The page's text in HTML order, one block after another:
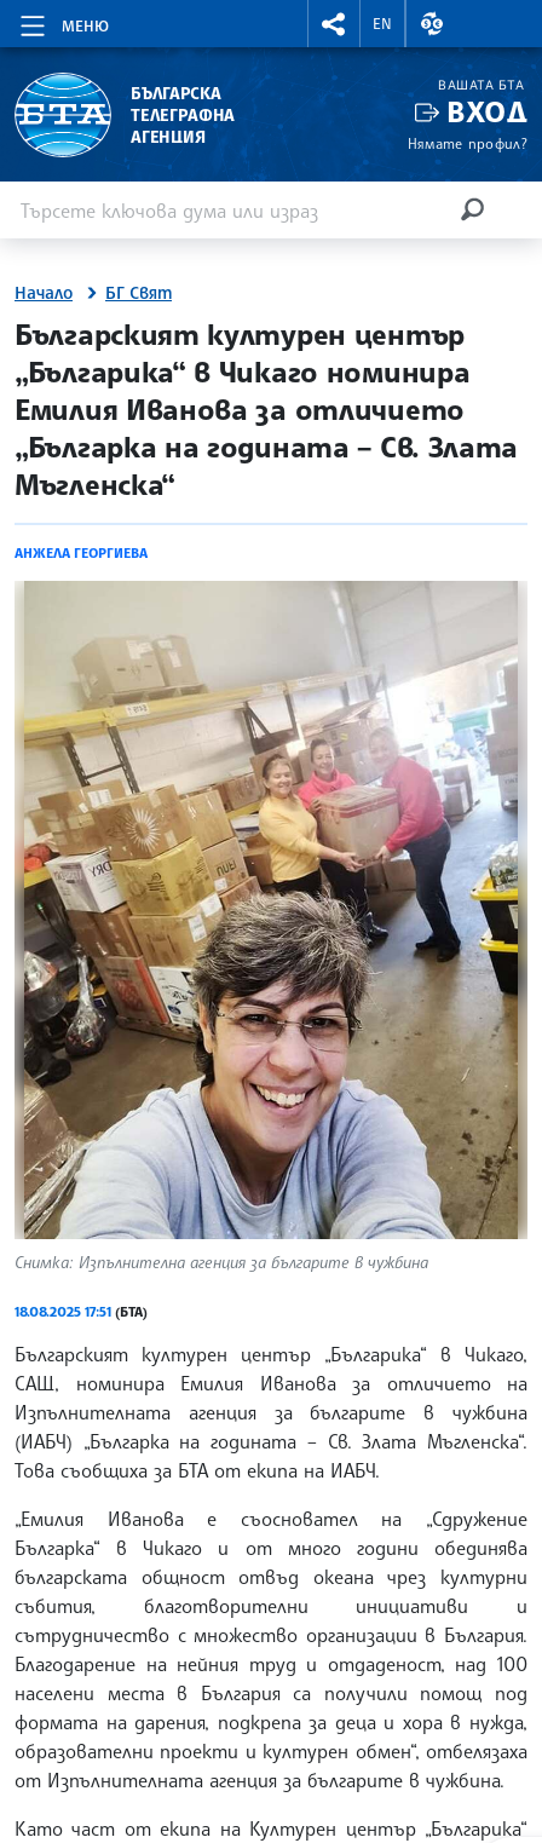
МЕНЮ
RIGHTMENU.SOCIAL
EN
ВАЛУТНИ
БЪЛГАРСКА
ТЕЛЕГРАФНА
АГЕНЦИЯ
ВАШАТА БТА
ВХОД
Нямате профил?
Начало БГ Свят
site.bta
Българският културен център
„Българика“ в Чикаго номинира
Емилия Иванова за отличието
„Българка на годината – Св. Злата
Мъгленска“
АНЖЕЛА ГЕОРГИЕВА
Снимка: Изпълнителна агенция за българите в чужбина
18.08.2025 17:51 (БТА)
Българският културен център „Българика“ в Чикаго,
САЩ, номинира Емилия Иванова за отличието на
Изпълнителната агенция за българите в чужбина
(ИАБЧ) „Българка на годината – Св. Злата Мъгленска“.
Това съобщиха за БТА от екипа на ИАБЧ.
„Емилия Иванова е съосновател на „Сдружение
Българка“ в Чикаго и от много години обединява
българската общност отвъд океана чрез културни
събития, благотворителни инициативи и
сътрудничество с множество организации в България.
Благодарение на нейния труд и отдаденост, над 100
населени места в България са получили помощ под
формата на дарения, подкрепа за деца и хора в нужда,
образователни проекти и културен обмен“, отбелязаха
от Изпълнителната агенция за българите в чужбина.
Като част от екипа на Културен център „Българика“